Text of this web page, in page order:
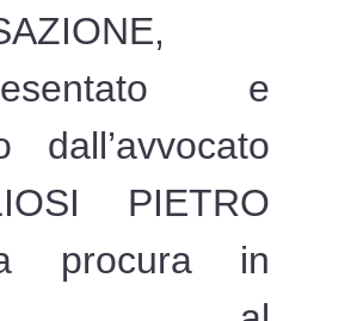
e
dall’avvocato
PIETRO
procura in